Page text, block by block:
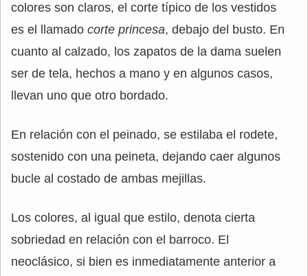
colores son claros, el corte típico de los vestidos
es el llamado corte princesa, debajo del busto. En
cuanto al calzado, los zapatos de la dama suelen
ser de tela, hechos a mano y en algunos casos,
llevan uno que otro bordado.
En relación con el peinado, se estilaba el rodete,
sostenido con una peineta, dejando caer algunos
bucle al costado de ambas mejillas.
Los colores, al igual que estilo, denota cierta
sobriedad en relación con el barroco. El
neoclásico, si bien es inmediatamente anterior a